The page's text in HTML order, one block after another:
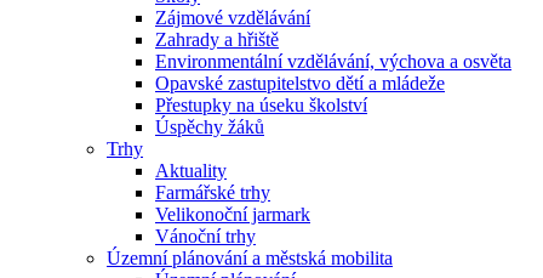
Zájmové vzdělávání
Zahrady a hřiště
Environmentální vzdělávání, výchova a osvěta
Opavské zastupitelstvo dětí a mládeže
Přestupky na úseku školství
Úspěchy žáků
Trhy
Aktuality
Farmářské trhy
Velikonoční jarmark
Vánoční trhy
Územní plánování a městská mobilita